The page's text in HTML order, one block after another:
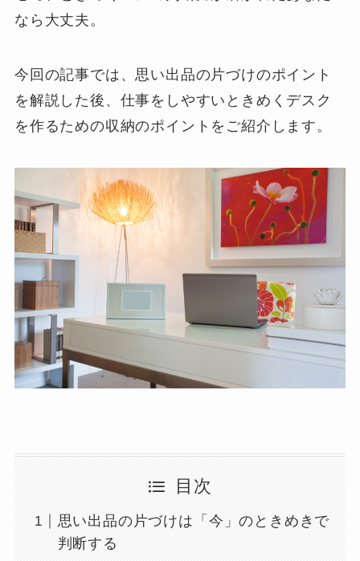
なら大丈夫。
今回の記事では、思い出品の片づけのポイント
を解説した後、仕事をしやすいときめくデスク
を作るための収納のポイントをご紹介します。
目次
思い出品の片づけは「今」のときめきで
判断する